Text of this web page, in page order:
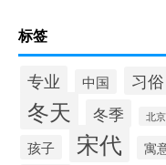
标签
专业 中国 习俗
冬天 冬季 北京
孩子 宋代 寓